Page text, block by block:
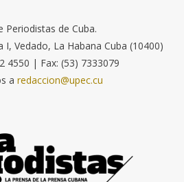
Periodistas de Cuba.
I, Vedado, La Habana Cuba (10400)
4550 | Fax: (53) 7333079
a redaccion@upec.cu